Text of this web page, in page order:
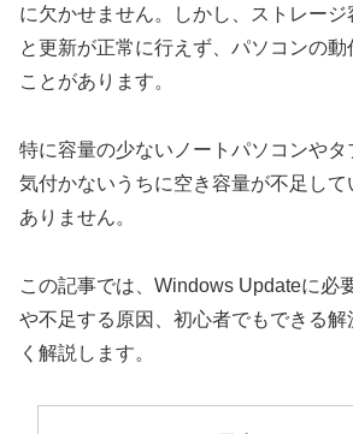
に欠かせません。しかし、ストレー
と更新が正常に行えず、パソコンの
ことがあります。
特に容量の少ないノートパソコンやタ
気付かないうちに空き容量が不足して
ありません。
この記事では、Windows Updateに必
や不足する原因、初心者でもできる解
く解説します。